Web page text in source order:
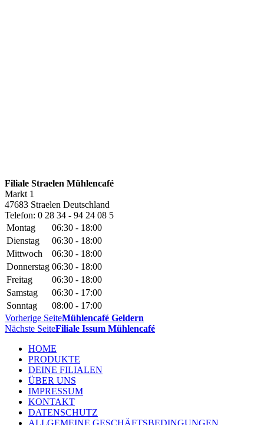
Filiale Straelen Mühlencafé
Markt 1
47683 Straelen Deutschland
Telefon: 0 28 34 - 94 24 08 5
Montag
06:30 - 18:00
Dienstag
06:30 - 18:00
Mittwoch
06:30 - 18:00
Donnerstag 06:30 - 18:00
Freitag
06:30 - 18:00
Samstag
06:30 - 17:00
Sonntag
08:00 - 17:00
Vorherige SeiteMühlencafé Geldern
Nächste SeiteFiliale Issum Mühlencafé
HOME
PRODUKTE
DEINE FILIALEN
ÜBER UNS
IMPRESSUM
KONTAKT
DATENSCHUTZ